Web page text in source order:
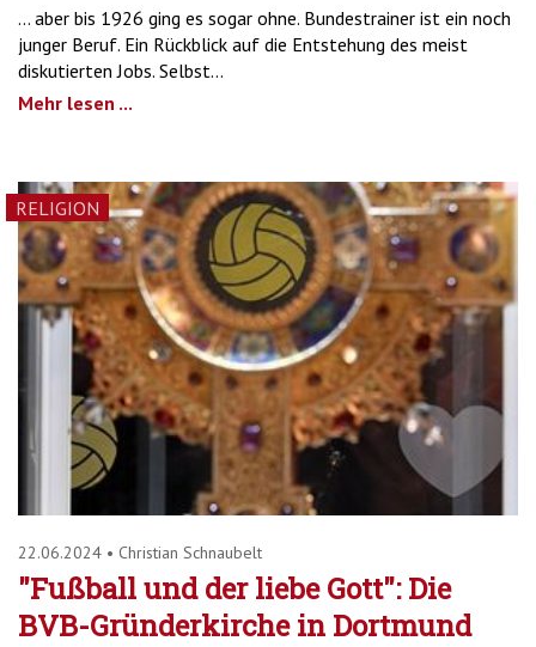
... aber bis 1926 ging es sogar ohne. Bundestrainer ist ein noch
junger Beruf. Ein Rückblick auf die Entstehung des meist
diskutierten Jobs. Selbst...
Mehr lesen ...
RELIGION
22.06.2024 • Christian Schnaubelt
"Fußball und der liebe Gott": Die
BVB-Gründerkirche in Dortmund